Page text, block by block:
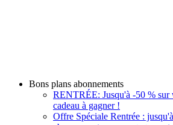
Bons plans abonnements
RENTRÉE: Jusqu'à -50 % sur
cadeau à gagner !
Offre Spéciale Rentrée :